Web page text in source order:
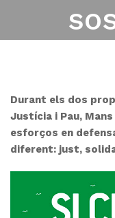
Durant els dos
Justícia i Pau,
esforços en
diferent: just,